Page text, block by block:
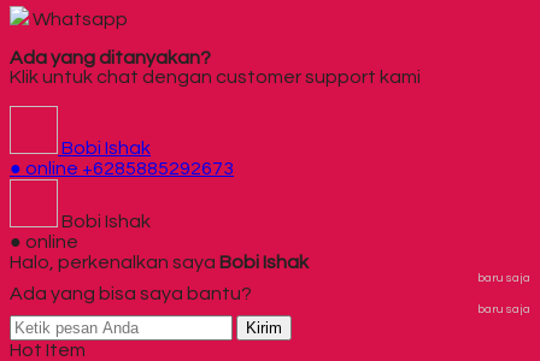
Whatsapp
Ada yang ditanyakan?
Klik untuk chat dengan customer support kami
Bobi Ishak
● online +6285885292673
Bobi Ishak
● online
Halo, perkenalkan saya Bobi Ishak
baru saja
Ada yang bisa saya bantu?
baru saja
Kirim
Hot Item